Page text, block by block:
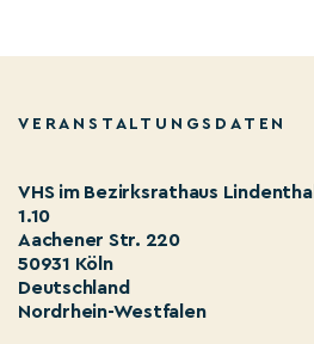
VERANSTALTUNGSDATEN
VHS im Bezirksrathaus Lindenthal
1.10
Aachener Str. 220
50931 Köln
Deutschland
Nordrhein-Westfalen